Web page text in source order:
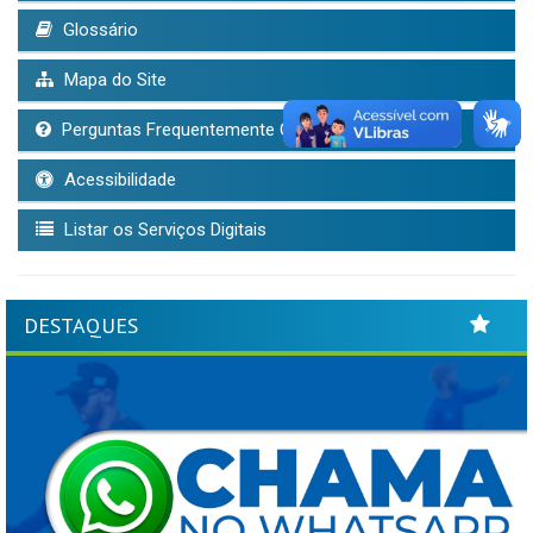
Glossário
Mapa do Site
Perguntas Frequentemente Questionadas
Acessibilidade
Listar os Serviços Digitais
DESTAQUES